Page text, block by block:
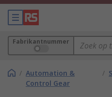
Fabrikantnummer
/ Automation &
Control Gear
/